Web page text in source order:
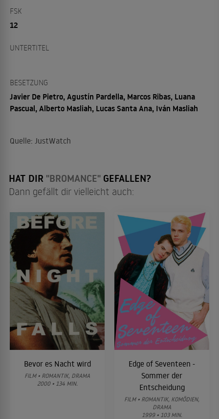
FSK
12
UNTERTITEL
BESETZUNG
Javier De Pietro, Agustín Pardella, Marcos Ribas, Luana
Pascual, Alberto Masliah, Lucas Santa Ana, Iván Masliah
Quelle: JustWatch
HAT DIR "BROMANCE" GEFALLEN?
Dann gefällt dir vielleicht auch:
Bevor es Nacht wird
FILM • ROMANTIK, DRAMA
2000 • 134 MIN.
Edge of Seventeen -
Sommer der
Entscheidung
FILM • ROMANTIK, KOMÖDIEN,
DRAMA
1999 • 103 MIN.